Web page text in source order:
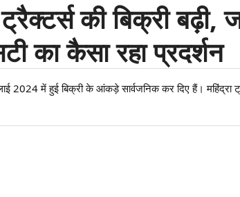
की बिक्री बढ़ी,
का कैसा रहा प्रदर्शन
2024 में हुई बिक्री के आंकड़े सार्वजनिक कर दिए हैं। महिंद्रा